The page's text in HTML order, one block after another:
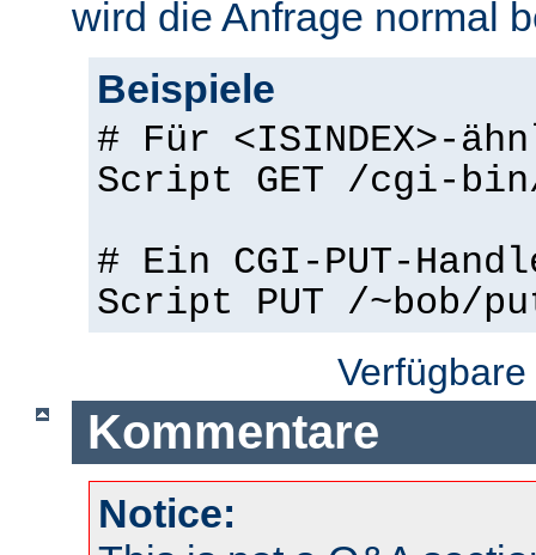
wird die Anfrage normal
Beispiele
# Für <ISINDEX>-
Script GET /cgi-
# Ein CGI-PUT-
Script PUT /~bob/
Kommentare
Notice: